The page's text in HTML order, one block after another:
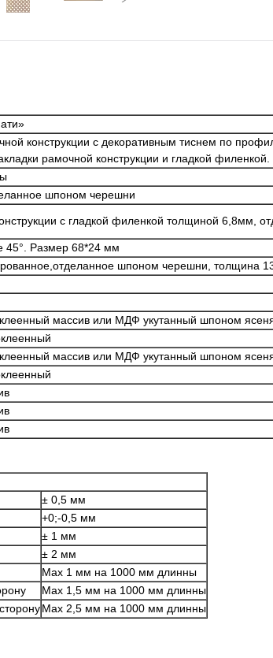
конструкции с декоративным тиснем по
рамочной конструкции и гладкой филенкой.
шпоном черешни
с гладкой филенкой толщиной 6,8мм,
45°. Размер 68*24 мм
шпоном черешни, толщина
массив или МДФ укутанный шпоном
массив или МДФ укутанный шпоном
± 0,5 мм
+0;-0,5 мм
± 1 мм
± 2 мм
Max 1 мм на 1000 мм длинны
Max 1,5 мм на 1000 мм длинны
Max 2,5 мм на 1000 мм длинны